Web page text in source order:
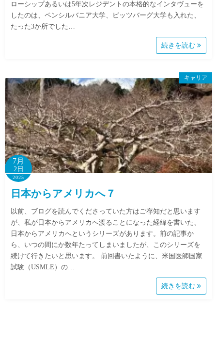
ローシップあるいは5年次レジデントの本格的なインタヴューを
したのは、ペンシルバニア大学、ピッツバーグ大学も入れた、
たった3か所でした…
続きを読む
キャリア
7月
2日
2025
日本からアメリカへ７
以前、ブログを読んでくださっていた方はご存知だと思います
が、私が日本からアメリカへ渡ることになった経緯を書いた、
日本からアメリカへというシリーズがあります。前の記事か
ら、いつの間にか数年たってしまいましたが、このシリーズを
続けて行きたいと思います。 前回書いたように、米国医師国家
試験（USMLE）の…
続きを読む